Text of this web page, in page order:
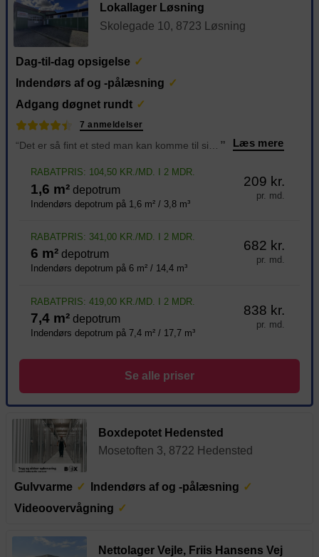
Lokallager Løsning
Skolegade 10, 8723 Løsning
Dag-til-dag opsigelse
Indendørs af og -pålæsning
Adgang døgnet rundt
7 anmeldelser
” Læs mere
RABATPRIS: 104,50 KR./MD. I 2 MDR.
1,6 m² depotrum
Indendørs depotrum på 1,6 m² / 3,8 m³
209 kr.
pr. md.
RABATPRIS: 341,00 KR./MD. I 2 MDR.
6 m² depotrum
Indendørs depotrum på 6 m² / 14,4 m³
682 kr.
pr. md.
RABATPRIS: 419,00 KR./MD. I 2 MDR.
7,4 m² depotrum
Indendørs depotrum på 7,4 m² / 17,7 m³
838 kr.
pr. md.
Se alle priser
Boxdepotet Hedensted
Mosetoften 3, 8722 Hedensted
Gulvvarme
Indendørs af og -pålæsning
Videoovervågning
Nettolager Vejle, Friis Hansens Vej